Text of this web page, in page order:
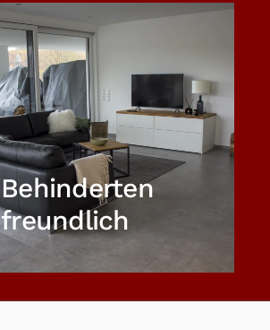
Behinderten
freundlich